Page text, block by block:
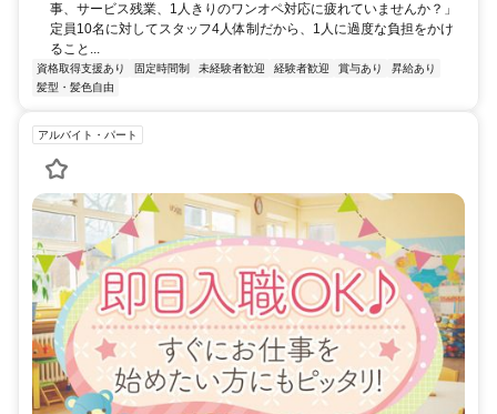
事、サービス残業、1人きりのワンオペ対応に疲れていませんか？」
定員10名に対してスタッフ4人体制だから、1人に過度な負担をかけ
ること...
資格取得支援あり 固定時間制 未経験者歓迎 経験者歓迎 賞与あり
昇給あり
髪型・髪色自由
アルバイト・パート